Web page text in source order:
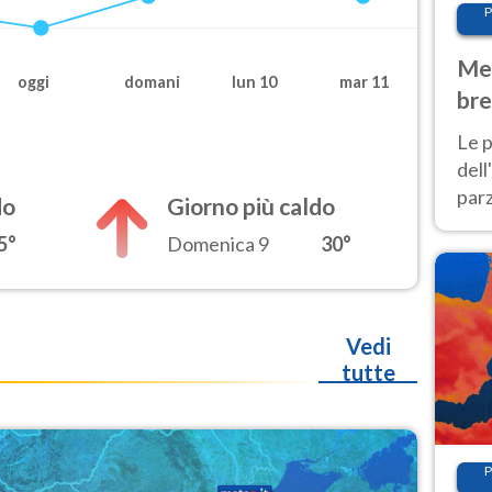
oggi domani lun 10 mar 11
Giorno più caldo
Domenica 9 30°
Vedi
tutte
Le
40